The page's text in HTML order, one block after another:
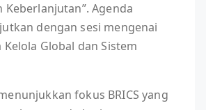
Keberlanjutan”. Agenda
dengan sesi mengenai
Kelola Global dan Sistem
fokus BRICS yang